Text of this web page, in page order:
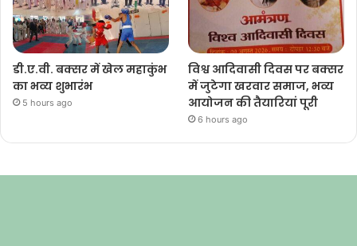
डी.ए.वी. बक्सर में खेल महाकुंभ
का भव्य शुभारंभ
5 hours ago
विश्व आदिवासी दिवस पर बक्सर
में जुटेगा खरवार समाज, भव्य
आयोजन की तैयारियां पूरी
6 hours ago